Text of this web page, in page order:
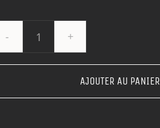
quantité
de
Rencontre
AJOUTER AU PANIER